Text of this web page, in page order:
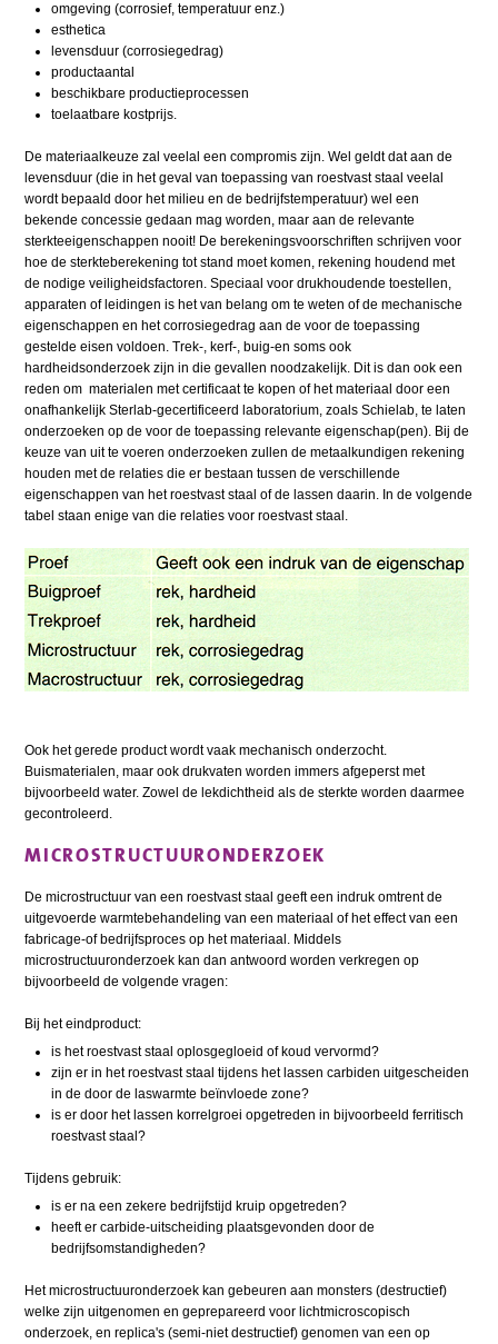
omgeving (corrosief, temperatuur enz.)
esthetica
levensduur (corrosiegedrag)
productaantal
beschikbare productieprocessen
toelaatbare kostprijs.
De materiaalkeuze zal veelal een compromis zijn. Wel geldt dat aan de
levensduur (die in het geval van toepassing van roestvast staal veelal
wordt bepaald door het milieu en de bedrijfstemperatuur) wel een
bekende concessie gedaan mag worden, maar aan de relevante
sterkteeigenschappen nooit! De berekeningsvoorschriften schrijven voor
hoe de sterkteberekening tot stand moet komen, rekening houdend met
de nodige veiligheidsfactoren. Speciaal voor drukhoudende toestellen,
apparaten of leidingen is het van belang om te weten of de mechanische
eigenschappen en het corrosiegedrag aan de voor de toepassing
gestelde eisen voldoen. Trek-, kerf-, buig-en soms ook
hardheidsonderzoek zijn in die gevallen noodzakelijk. Dit is dan ook een
reden om materialen met certificaat te kopen of het materiaal door een
onafhankelijk Sterlab-gecertificeerd laboratorium, zoals Schielab, te laten
onderzoeken op de voor de toepassing relevante eigenschap(pen). Bij de
keuze van uit te voeren onderzoeken zullen de metaalkundigen rekening
houden met de relaties die er bestaan tussen de verschillende
eigenschappen van het roestvast staal of de lassen daarin. In de volgende
tabel staan enige van die relaties voor roestvast staal.
Ook het gerede product wordt vaak mechanisch onderzocht.
Buismaterialen, maar ook drukvaten worden immers afgeperst met
bijvoorbeeld water. Zowel de lekdichtheid als de sterkte worden daarmee
gecontroleerd.
MICROSTRUCTUURONDERZOEK
De microstructuur van een roestvast staal geeft een indruk omtrent de
uitgevoerde warmtebehandeling van een materiaal of het effect van een
fabricage-of bedrijfsproces op het materiaal. Middels
microstructuuronderzoek kan dan antwoord worden verkregen op
bijvoorbeeld de volgende vragen:
Bij het eindproduct:
is het roestvast staal oplosgegloeid of koud vervormd?
zijn er in het roestvast staal tijdens het lassen carbiden uitgescheiden
in de door de laswarmte beïnvloede zone?
is er door het lassen korrelgroei opgetreden in bijvoorbeeld ferritisch
roestvast staal?
Tijdens gebruik:
is er na een zekere bedrijfstijd kruip opgetreden?
heeft er carbide-uitscheiding plaatsgevonden door de
bedrijfsomstandigheden?
Het microstructuuronderzoek kan gebeuren aan monsters (destructief)
welke zijn uitgenomen en geprepareerd voor lichtmicroscopisch
onderzoek, en replica's (semi-niet destructief) genomen van een op